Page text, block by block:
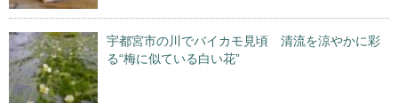
宇都宮市の川でバイカモ見頃 清流を涼やかに彩
る“梅に似ている白い花”